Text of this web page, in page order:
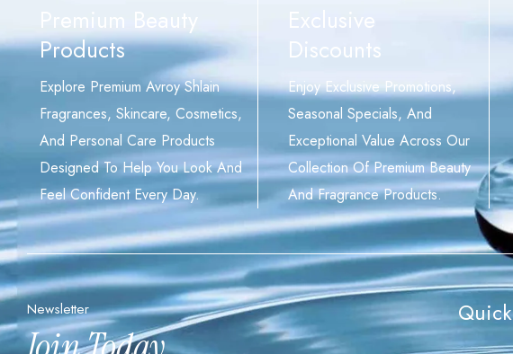
Premium Beauty
Products
Explore Premium Avroy Shlain
Fragrances, Skincare, Cosmetics,
And Personal Care Products
Designed To Help You Look And
Feel Confident Every Day.
Exclusive
Discounts
Enjoy Exclusive Promotions,
Seasonal Specials, And
Exceptional Value Across Our
Collection Of Premium Beauty
And Fragrance Products.
Newsletter